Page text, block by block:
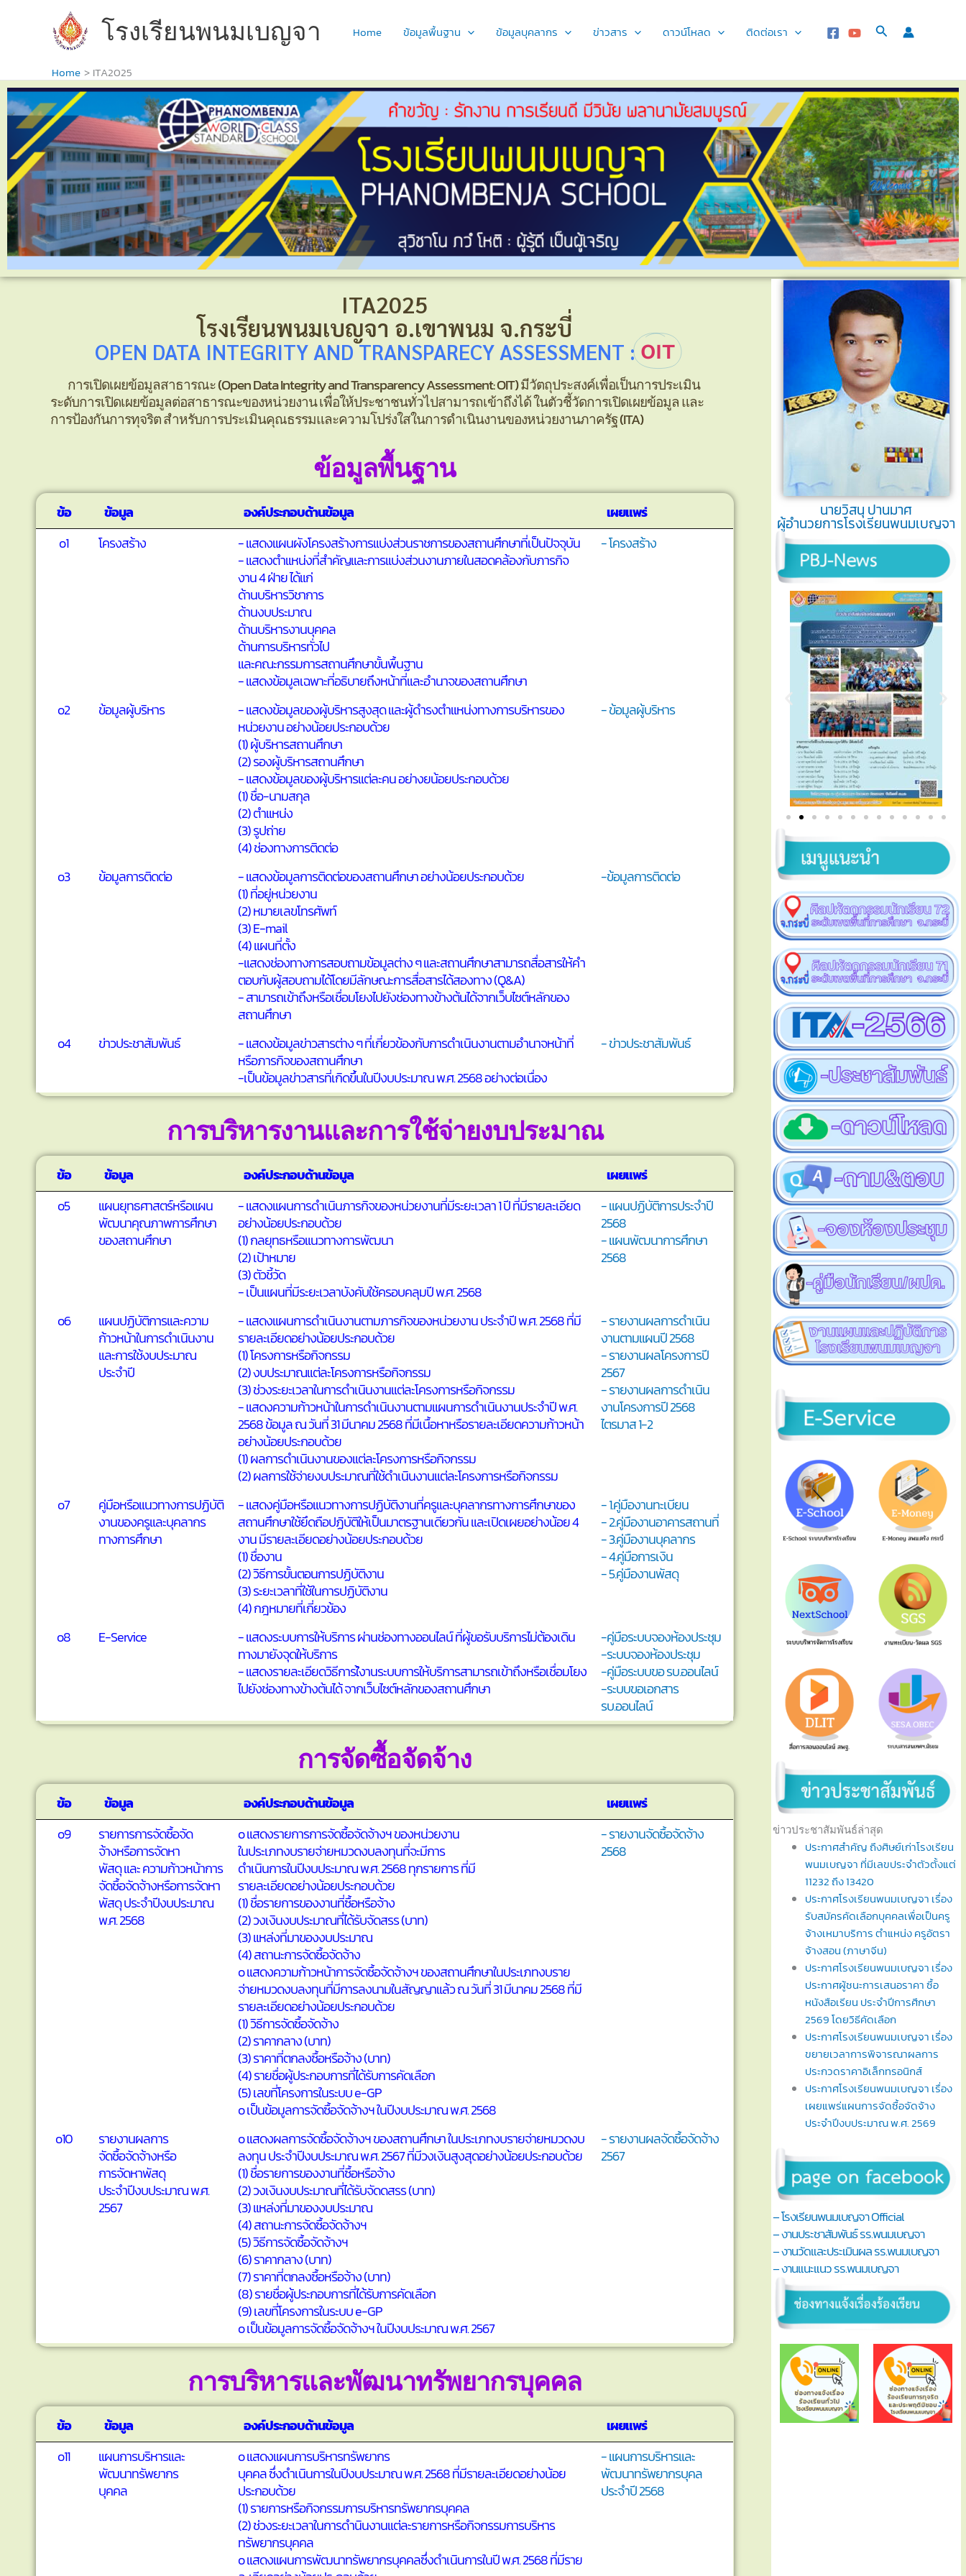
โรงเรียนพนมเบญจา Home ข้อมูลพื้นฐาน ข้อมูลบุคลากร ข่าวสาร ดาวน์โหลด ติดต่อเรา Search
Home ITA2025
ITA2025
โรงเรียนพนมเบญจา อ.เขาพนม จ.กระบี่
OPEN DATA INTEGRITY AND TRANSPARECY ASSESSMENT : OIT
การเปิดเผยข้อมูลสาธารณะ (Open Data Integrity and Transparency Assessment: OIT) มีวัตถุประสงค์เพื่อเป็นการประเมิน
ระดับการเปิดเผยข้อมูลต่อสาธารณะของหน่วยงาน เพื่อให้ประชาชนทั่วไปสามารถเข้าถึงได้ ในตัวชี้วัดการเปิดเผยข้อมูล และ
การป้องกันการทุจริต สำหรับการประเมินคุณธรรมและความโปร่งใสในการดำเนินงานของหน่วยงานภาครัฐ (ITA)
ข้อมูลพื้นฐาน
ข้อ ข้อมูล องค์ประกอบด้านข้อมูล
เผยแพร่
o1
โครงสร้าง
- แสดงแผนผังโครงสร้างการแบ่งส่วนราชการของสถานศึกษาที่เป็นปัจจุบัน
- แสดงตำแหน่งที่สำคัญและการแบ่งส่วนงานภายในสอดคล้องกับภารกิจ
งาน 4 ฝ่าย ได้แก่
ด้านบริหารวิชาการ
ด้านงบประมาณ
ด้านบริหารงานบุคคล
ด้านการบริหารทั่วไป
และคณะกรรมการสถานศึกษาขั้นพื้นฐาน
- แสดงข้อมูลเฉพาะที่อธิบายถึงหน้าที่และอำนาจของสถานศึกษา
- โครงสร้าง
o2 ข้อมูลผู้บริหาร
- แสดงข้อมูลของผู้บริหารสูงสุด และผู้ดำรงตำแหน่งทางการบริหารของ
หน่วยงาน อย่างน้อยประกอบด้วย
(1) ผู้บริหารสถานศึกษา
(2) รองผู้บริหารสถานศึกษา
- แสดงข้อมูลของผู้บริหารแต่ละคน อย่างยน้อยประกอบด้วย
(1) ชื่อ-นามสกุล
(2) ตำแหน่ง
(3) รูปถ่าย
(4) ช่องทางการติดต่อ
- ข้อมูลผู้บริหาร
o3 ข้อมูลการติดต่อ
- แสดงข้อมูลการติดต่อของสถานศึกษา อย่างน้อยประกอบด้วย
(1) ที่อยู่หน่วยงาน
(2) หมายเลขโทรศัพท์
(3) E-mail
(4) แผนที่ตั้ง
-แสดงช่องทางการสอบถามข้อมูลต่าง ๆ และสถานศึกษาสามารถสื่อสารให้คำ
ตอบกับผู้สอบถามได้โดยมีลักษณะการสื่อสารได้สองทาง (Q&A)
- สามารถเข้าถึงหรือเชื่อมโยงไปยังช่องทางข้างต้นได้จากเว็บไซต์หลักของ
สถานศึกษา
-ข้อมูลการติดต่อ
o4 ข่าวประชาสัมพันธ์
- แสดงข้อมูลข่าวสารต่าง ๆ ที่เกี่ยวข้องกับการดำเนินงานตามอำนาจหน้าที่
หรือภารกิจของสถานศึกษา
-เป็นข้อมูลข่าวสารที่เกิดขึ้นในปีงบประมาณ พ.ศ. 2568 อย่างต่อเนื่อง
- ข่าวประชาสัมพันธ์
การบริหารงานและการใช้จ่ายงบประมาณ
ข้อ ข้อมูล องค์ประกอบด้านข้อมูล
เผยแพร่
o5
แผนยุทธศาสตร์หรือแผน
พัฒนาคุณภาพการศึกษา
ของสถานศึกษา
- แสดงแผนการดำเนินภารกิจของหน่วยงานที่มีระยะเวลา 1 ปี ที่มีรายละเอียด
อย่างน้อยประกอบด้วย
(1) กลยุทธหรือแนวทางการพัฒนา
(2) เป้าหมาย
(3) ตัวชี้วัด
- เป็นแผนที่มีระยะเวลาบังคับใช้ครอบคลุมปี พ.ศ. 2568
- แผนปฏิบัติการประจำปี
2568
- แผนพัฒนาการศึกษา
2568
o6
แผนปฏิบัติการและความ
ก้าวหน้าในการดำเนินงาน
และการใช้งบประมาณ
ประจำปี
- แสดงแผนการดำเนินงานตามภารกิจของหน่วยงาน ประจำปี พ.ศ. 2568 ที่มี
รายละเอียดอย่างน้อยประกอบด้วย
(1) โครงการหรือกิจกรรม
(2) งบประมาณแต่ละโครงการหรือกิจกรรม
(3) ช่วงระยะเวลาในการดำเนินงานแต่ละโครงการหรือกิจกรรม
- แสดงความก้าวหน้าในการดำเนินงานตามแผนการดำเนินงานประจำปี พ.ศ.
2568 ข้อมูล ณ วันที่ 31 มีนาคม 2568 ที่มีเนื้อหาหรือรายละเอียดความก้าวหน้า
อย่างน้อยประกอบด้วย
(1) ผลการดำเนินงานของแต่ละโครงการหรือกิจกรรม
(2) ผลการใช้จ่ายงบประมาณที่ใช้ดำเนินงานแต่ละโครงการหรือกิจกรรม
- รายงานผลการดำเนิน
งานตามแผนปี 2568
- รายงานผลโครงการปี
2567
- รายงานผลการดำเนิน
งานโครงการปี 2568
ไตรมาส 1-2
o7
คู่มือหรือแนวทางการปฏิบัติ
งานของครูและบุคลากร
ทางการศึกษา
- แสดงคู่มือหรือแนวทางการปฏิบัติงานที่ครูและบุคลากรทางการศึกษาของ
สถานศึกษาใช้ยึดถือปฏิบัติให้เป็นมาตรฐานเดียวกัน และเปิดเผยอย่างน้อย 4
งาน มีรายละเอียดอย่างน้อยประกอบด้วย
(1) ชื่องาน
(2) วิธีการขั้นตอนการปฏิบัติงาน
(3) ระยะเวลาที่ใช้ในการปฏิบัติงาน
(4) กฎหมายที่เกี่ยวข้อง
- 1.คู่มืองานทะเบียน
- 2.คู่มืองานอาคารสถานที่
- 3.คู่มืองานบุคลากร
- 4.คู่มือการเงิน
- 5.คู่มืองานพัสดุ
o8 E-Service
- แสดงระบบการให้บริการ ผ่านช่องทางออนไลน์ ที่ผู้ขอรับบริการไม่ต้องเดิน
ทางมายังจุดให้บริการ
- แสดงรายละเอียดวิธีการใ้งานระบบการให้บริการสามารถเข้าถึงหรือเชื่อมโยง
ไปยังช่องทางข้างต้นได้ จากเว็บไซต์หลักของสถานศึกษา
-คู่มือระบบจองห้องประชุม
-ระบบจองห้องประชุม
-คู่มือระบบขอ รบ.ออนไลน์
-ระบบขอเอกสาร
รบ.ออนไลน์
การจัดซื้อจัดจ้าง
ข้อ ข้อมูล องค์ประกอบด้านข้อมูล
เผยแพร่
o9
รายการการจัดซื้อจัด
จ้างหรือการจัดหา
พัสดุ และ ความก้าวหน้าการ
จัดซื้อจัดจ้างหรือการจัดหา
พัสดุ ประจำปีงบประมาณ
พ.ศ. 2568
o แสดงรายการการจัดซื้อจัดจ้างฯ ของหน่วยงาน
ในประเภทงบรายจ่ายหมวดงบลงทุนที่จะมีการ
ดำเนินการในปีงบประมาณ พ.ศ. 2568 ทุกรายการ ที่มี
รายละเอียดอย่างน้อยประกอบด้วย
(1) ชื่อรายการของงานที่ซื้อหรือจ้าง
(2) วงเงินงบประมาณที่ได้รับจัดสรร (บาท)
(3) แหล่งที่มาของงบประมาณ
(4) สถานะการจัดซื้อจัดจ้าง
o แสดงความก้าวหน้าการจัดซื้อจัดจ้างฯ ของสถานศึกษาในประเภทงบราย
จ่ายหมวดงบลงทุนที่มีการลงนามในสัญญาแล้ว ณ วันที่ 31 มีนาคม 2568 ที่มี
รายละเอียดอย่างน้อยประกอบด้วย
(1) วิธีการจัดซื้อจัดจ้าง
(2) ราคากลาง (บาท)
(3) ราคาที่ตกลงซื้อหรือจ้าง (บาท)
(4) รายชื่อผู้ประกอบการที่ได้รับการคัดเลือก
(5) เลขที่โครงการในระบบ e-GP
o เป็นข้อมูลการจัดซื้อจัดจ้างฯ ในปีงบประมาณ พ.ศ. 2568
- รายงานจัดซื้อจัดจ้าง
2568
o10
รายงานผลการ
จัดซื้อจัดจ้างหรือ
การจัดหาพัสดุ
ประจำปีงบประมาณ พ.ศ.
2567
o แสดงผลการจัดซื้อจัดจ้างฯ ของสถานศึกษา ในประเภทงบรายจ่ายหมวดงบ
ลงทุน ประจำปีงบประมาณ พ.ศ. 2567 ที่มีวงเงินสูงสุดอย่างน้อยประกอบด้วย
(1) ชื่อรายการของงานที่ซื้อหรือจ้าง
(2) วงเงินงบประมาณที่ได้รับจัดดสรร (บาท)
(3) แหล่งที่มาของงบประมาณ
(4) สถานะการจัดซื้อจัดจ้างฯ
(5) วิธีการจัดซื้อจัดจ้างฯ
(6) ราคากลาง (บาท)
(7) ราคาที่ตกลงซื้อหรือจ้าง (บาท)
(8) รายชื่อผู้ประกอบการที่ได้รับการคัดเลือก
(9) เลขที่โครงการในระบบ e-GP
o เป็นข้อมูลการจัดซื้อจัดจ้างฯ ในปีงบประมาณ พ.ศ. 2567
- รายงานผลจัดซื้อจัดจ้าง
2567
การบริหารและพัฒนาทรัพยากรบุคคล
ข้อ ข้อมูล องค์ประกอบด้านข้อมูล
เผยแพร่
o11
แผนการบริหารและ
พัฒนาทรัพยากร
บุคคล
o แสดงแผนการบริหารทรัพยากร
บุคคล ซึ่งดำเนินการในปีงบประมาณ พ.ศ. 2568 ที่มีรายละเอียดอย่างน้อย
ประกอบด้วย
(1) รายการหรือกิจกรรมการบริหารทรัพยากรบุคคล
(2) ช่วงระยะเวลาในการดำนินงานแต่ละรายการหรือกิจกรรมการบริหาร
ทรัพยากรบุคคล
o แสดงแผนการพัฒนาทรัพยากรบุคคลซึ่งดำเนินการในปี พ.ศ. 2568 ที่มีราย
- แผนการบริหารและ
พัฒนาทรัพยากรบุคล
ประจำปี 2568
นายวิสนุ ปานมาศ
ผู้อำนวยการโรงเรียนพนมเบญจา
ข่าวประชาสัมพันธ์ล่าสุด
ประกาศสำคัญ ถึงศิษย์เก่าโรงเรียน
พนมเบญจา ที่มีเลขประจำตัวตั้งแต่
11232 ถึง 13420
ประกาศโรงเรียนพนมเบญจา เรื่อง
รับสมัครคัดเลือกบุคคลเพื่อเป็นครู
จ้างเหมาบริการ ตำแหน่ง ครูอัตรา
จ้างสอน (ภาษาจีน)
ประกาศโรงเรียนพนมเบญจา เรื่อง
ประกาศผู้ชนะการเสนอราคา ซื้อ
หนังสือเรียน ประจำปีการศึกษา
2569 โดยวิธีคัดเลือก
ประกาศโรงเรียนพนมเบญจา เรื่อง
ขยายเวลาการพิจารณาผลการ
ประกวดราคาอิเล็กทรอนิกส์
ประกาศโรงเรียนพนมเบญจา เรื่อง
เผยแพร่แผนการจัดซื้อจัดจ้าง
ประจำปีงบประมาณ พ.ศ. 2569
– โรงเรียนพนมเบญจา Official
– งานประชาสัมพันธ์ รร.พนมเบญจา
– งานวัดและประเมินผล รร.พนมเบญจา
– งานแนะแนว รร.พนมเบญจา